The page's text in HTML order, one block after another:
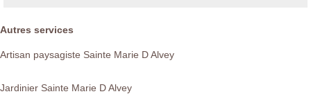
Autres services
Artisan paysagiste Sainte Marie D Alvey
Jardinier Sainte Marie D Alvey